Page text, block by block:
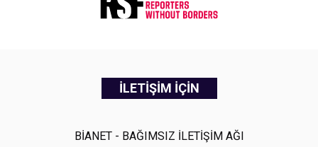
İLETİŞİM İÇİN
BİANET - BAĞIMSIZ İLETİŞİM AĞI